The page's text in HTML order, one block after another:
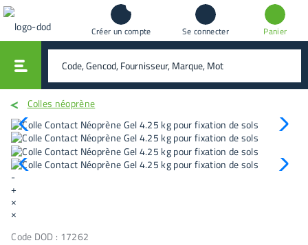
Créer un compte Se connecter Panier
rechercher
Colles néoprène
-
+
×
×
Code DOD : 17262